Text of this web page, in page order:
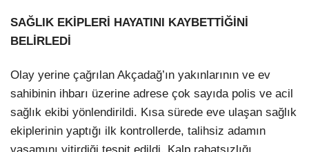
SAĞLIK EKİPLERİ HAYATINI KAYBETTİĞİNİ
BELİRLEDİ
Olay yerine çağrılan Akçadağ’ın yakınlarının ve ev
sahibinin ihbarı üzerine adrese çok sayıda polis ve acil
sağlık ekibi yönlendirildi. Kısa sürede eve ulaşan sağlık
ekiplerinin yaptığı ilk kontrollerde, talihsiz adamın